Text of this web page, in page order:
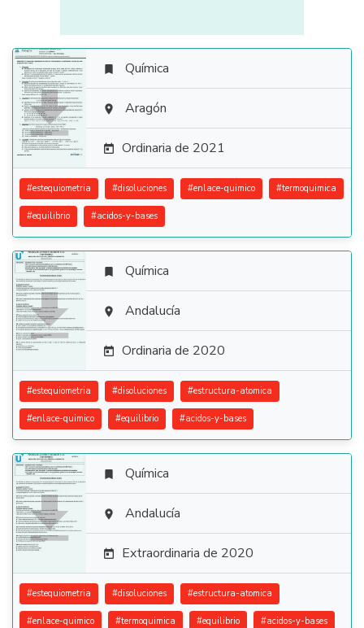

 Química
 Aragón
 Ordinaria de 2021
#estequiometria #disoluciones #enlace-quimico #termoquimica
#equilibrio #acidos-y-bases

 Química
 Andalucía
 Ordinaria de 2020
#estequiometria #disoluciones #estructura-atomica
#enlace-quimico #equilibrio #acidos-y-bases

 Química
 Andalucía
 Extraordinaria de 2020
#estequiometria #disoluciones #estructura-atomica
#enlace-quimico #termoquimica #equilibrio #acidos-y-bases